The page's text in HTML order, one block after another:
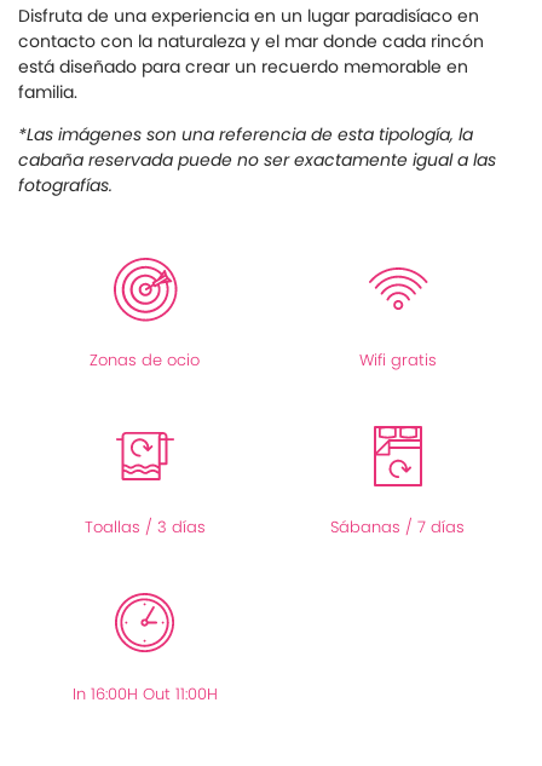
Disfruta de una experiencia en un lugar paradisíaco en
contacto con la naturaleza y el mar donde cada rincón
está diseñado para crear un recuerdo memorable en
familia.
*Las imágenes son una referencia de esta tipología, la
cabaña reservada puede no ser exactamente igual a las
fotografías.
Zonas de ocio Wifi gratis
Toallas / 3 días Sábanas / 7 días
In 16:00H Out 11:00H